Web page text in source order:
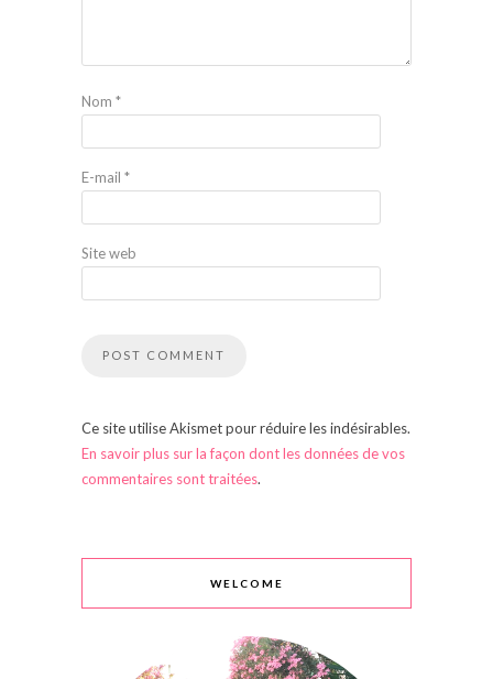
Nom *
E-mail *
Site web
Ce site utilise Akismet pour réduire les indésirables.
En savoir plus sur la façon dont les données de vos
commentaires sont traitées.
WELCOME